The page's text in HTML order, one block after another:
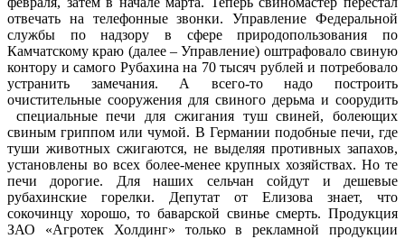
отвечать на телефонные звонки. Управление Федеральной
службы по надзору в сфере природопользования по
Камчатскому краю (далее – Управление) оштрафовало свиную
контору и самого Рубахина на 70 тысяч рублей и потребовало
устранить замечания. А всего-то надо построить
очистительные сооружения для свиного дерьма и соорудить
специальные печи для сжигания туш свиней, болеющих
свиным гриппом или чумой. В Германии подобные печи, где
туши животных сжигаются, не выделяя противных запахов,
установлены во всех более-менее крупных хозяйствах. Но те
печи дорогие. Для наших сельчан сойдут и дешевые
рубахинские горелки. Депутат от Елизова знает, что
сокочинцу хорошо, то баварской свинье смерть. Продукция
ЗАО «Агротек Холдинг» только в рекламной продукции